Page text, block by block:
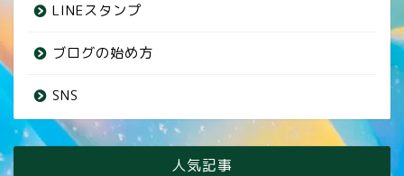
LINEスタンプ
ブログの始め方
SNS
人気記事